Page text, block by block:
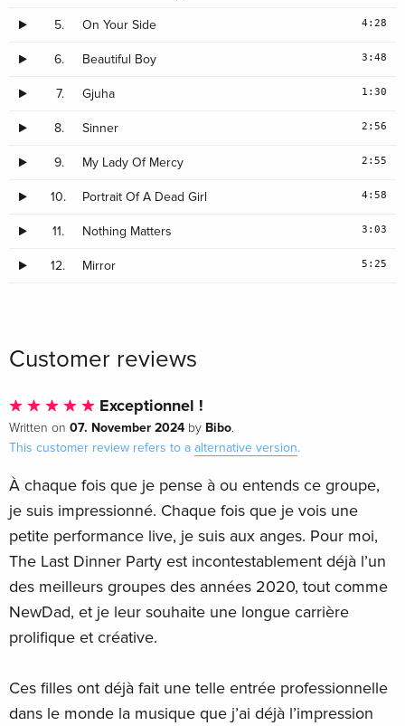
5. On Your Side 4:28
6. Beautiful Boy 3:48
7. Gjuha 1:30
8. Sinner 2:56
9. My Lady Of Mercy 2:55
10. Portrait Of A Dead Girl 4:58
11. Nothing Matters 3:03
12. Mirror 5:25
Customer reviews
Exceptionnel !
Written on 07. November 2024 by Bibo.
This customer review refers to a alternative version.
À chaque fois que je pense à ou entends ce groupe,
je suis impressionné. Chaque fois que je vois une
petite performance live, je suis aux anges. Pour moi,
The Last Dinner Party est incontestablement déjà l’un
des meilleurs groupes des années 2020, tout comme
NewDad, et je leur souhaite une longue carrière
prolifique et créative.
Ces filles ont déjà fait une telle entrée professionnelle
dans le monde la musique que j’ai déjà l’impression